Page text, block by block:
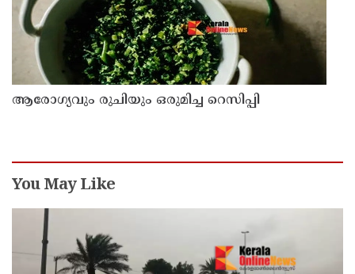
ആരോഗ്യവും രുചിയും ഒരുമിച്ച റെസിപ്പി
You May Like